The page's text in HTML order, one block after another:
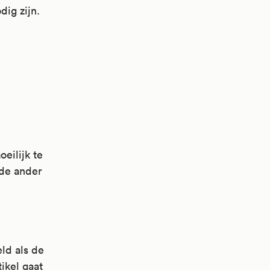
zijn.
in
te
ander
als de
gaat